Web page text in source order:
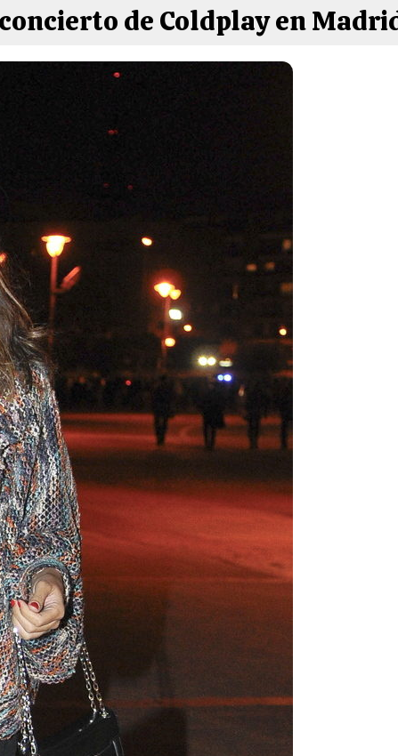
de Coldplay en